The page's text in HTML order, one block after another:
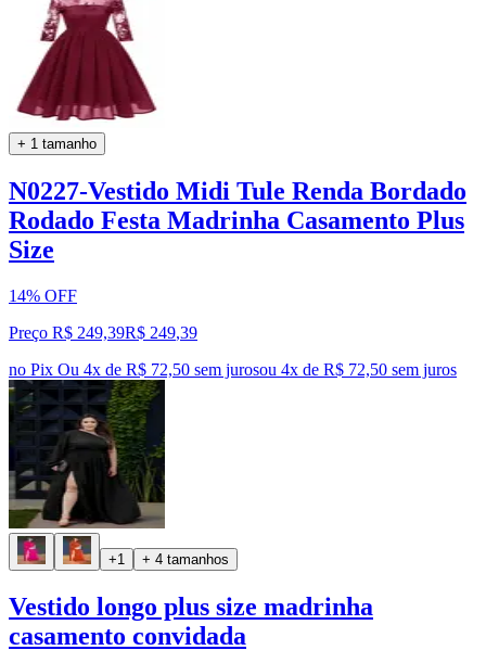
+ 1 tamanho
N0227-Vestido Midi Tule Renda Bordado
Rodado Festa Madrinha Casamento Plus
Size
14% OFF
Preço R$ 249,39R$ 249,39
no Pix Ou 4x de R$ 72,50 sem jurosou 4x de R$ 72,50 sem juros
+1 + 4 tamanhos
Vestido longo plus size madrinha
casamento convidada